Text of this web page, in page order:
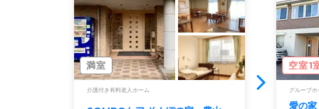
満室
介護付き有料老人ホーム
空室1
グループホ
愛の